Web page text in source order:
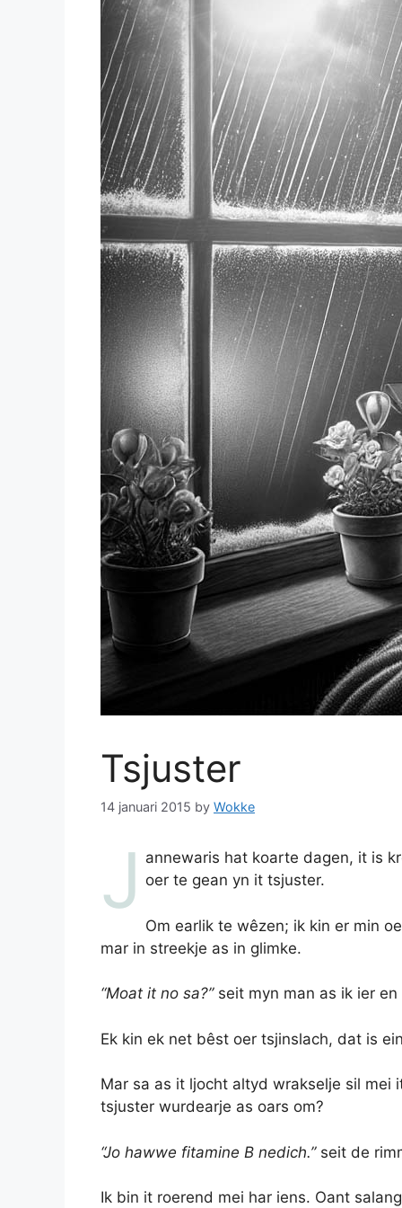
Tsjuster
14 januari 2015 by Wokke
J annewaris hat koarte dagen, it is
oer te gean yn it tsjuster.
Om earlik te wêzen; ik kin er min
mar in streekje as in glimke.
“Moat it no sa?”seit myn man as ik ier
Ek kin ek net bêst oer tsjinslach, dat is
Mar sa as it ljocht altyd wrakselje sil
tsjuster wurdearje as oars om?
“Jo hawwe fitamine B nedich.”seit de
Ik bin it roerend mei har iens. Oant